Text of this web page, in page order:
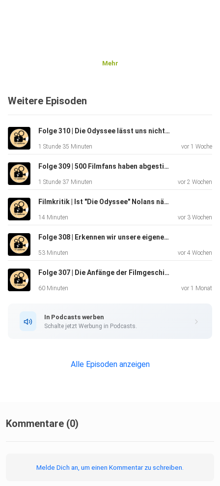
Mehr
Weitere Episoden
Folge 310 | Die Odyssee lässt uns nicht los ... | XXL-Spoilertalk & Diskussion
1 Stunde 35 Minuten vor 1 Woche
Folge 309 | 500 Filmfans haben abgestimmt... | Das Filmpalaver Community Duell #4
1 Stunde 37 Minuten vor 2 Wochen
Filmkritik | Ist "Die Odyssee" Nolans nächstes Meisterwerk?
14 Minuten vor 3 Wochen
Folge 308 | Erkennen wir unsere eigenen Kritiken? | Rotten Reviews 10
53 Minuten vor 4 Wochen
Folge 307 | Die Anfänge der Filmgeschichte (1895 - 1915) | Die Filmpalaver Zeitreise
60 Minuten vor 1 Monat
In Podcasts werben
Schalte jetzt Werbung in Podcasts.
Alle Episoden anzeigen
Kommentare (0)
Melde Dich an, um einen Kommentar zu schreiben.